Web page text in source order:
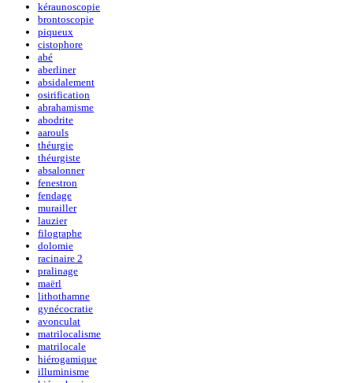
kéraunoscopie
brontoscopie
piqueux
cistophore
abé
aberliner
absidalement
osirification
abrahamisme
abodrite
aarouls
théurgie
théurgiste
absalonner
fenestron
fendage
murailler
lauzier
filographe
dolomie
racinaire 2
pralinage
maërl
lithothamne
gynécocratie
avonculat
matrilocalisme
matrilocale
hiérogamique
illuminisme